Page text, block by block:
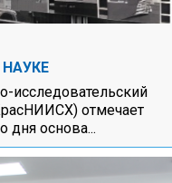
исследовательский
отмечает
дня основа...